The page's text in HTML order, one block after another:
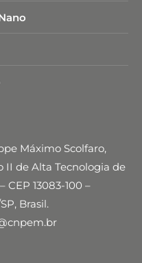
Máximo Scolfaro,
II de Alta Tecnologia de
CEP 13083-100 –
Brasil.